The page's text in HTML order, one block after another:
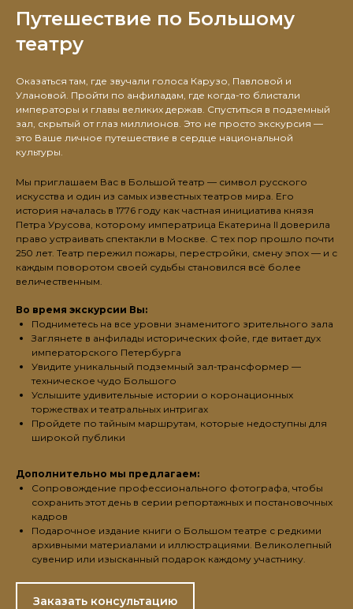
Путешествие по Большому
театру
Оказаться там, где звучали голоса Карузо, Павловой и
Улановой. Пройти по анфиладам, где когда-то блистали
императоры и главы великих держав. Спуститься в подземный
зал, скрытый от глаз миллионов. Это не просто экскурсия —
это Ваше личное путешествие в сердце национальной
культуры.
Мы приглашаем Вас в Большой театр — символ русского
искусства и один из самых известных театров мира. Его
история началась в 1776 году как частная инициатива князя
Петра Урусова, которому императрица Екатерина II доверила
право устраивать спектакли в Москве. С тех пор прошло почти
250 лет. Театр пережил пожары, перестройки, смену эпох — и с
каждым поворотом своей судьбы становился всё более
величественным.
Во время экскурсии Вы:
Подниметесь на все уровни знаменитого зрительного зала
Заглянете в анфилады исторических фойе, где витает дух
императорского Петербурга
Увидите уникальный подземный зал-трансформер —
техническое чудо Большого
Услышите удивительные истории о коронационных
торжествах и театральных интригах
Пройдете по тайным маршрутам, которые недоступны для
широкой публики
Дополнительно мы предлагаем:
Сопровождение профессионального фотографа, чтобы
сохранить этот день в серии репортажных и постановочных
кадров
Подарочное издание книги о Большом театре с редкими
архивными материалами и иллюстрациями. Великолепный
сувенир или изысканный подарок каждому участнику.
Заказать консультацию